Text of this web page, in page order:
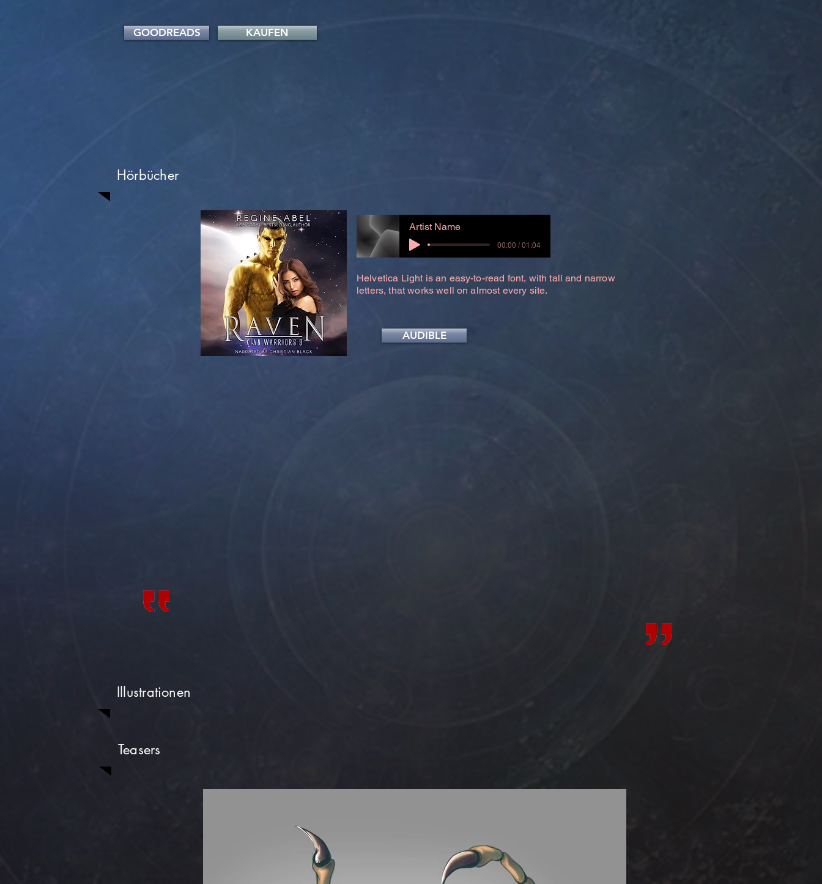
GOODREADS KAUFEN
Hörbücher
Artist Name
00:00 / 01:04
Helvetica Light is an easy-to-read font, with tall and narrow
letters, that works well on almost every site.
AUDIBLE
Illustrationen
Teasers